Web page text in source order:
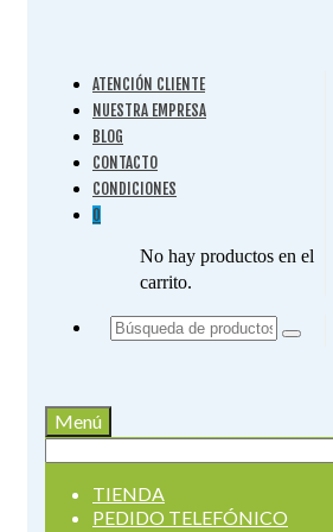
ATENCIÓN CLIENTE
NUESTRA EMPRESA
BLOG
CONTACTO
CONDICIONES
0
No hay productos en el
carrito.
Buscar
Menú
TIENDA
PEDIDO TELEFÓNICO